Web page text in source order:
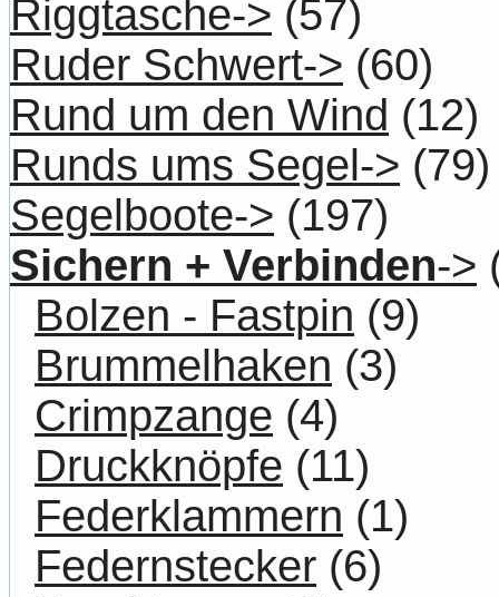
Riggtasche-> (57)
Ruder Schwert-> (60)
Rund um den Wind (12)
Runds ums Segel-> (79)
Segelboote-> (197)
Sichern + Verbinden->
Bolzen - Fastpin (9)
Brummelhaken (3)
Crimpzange (4)
Druckknöpfe (11)
Federklammern (1)
Federnstecker (6)